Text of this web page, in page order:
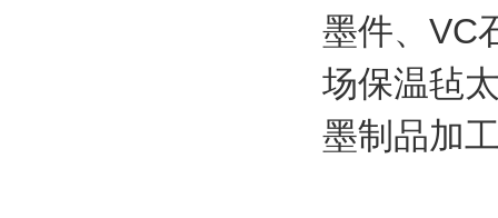
墨件、VC
场保温毡
墨制品加